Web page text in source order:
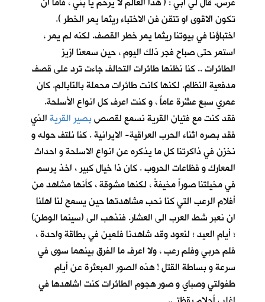
تكون الاقوى او تتقن فن الاختباء ريثما يمر الخطر ).
اختباؤنا في بيوتنا ريثما يمر خطر القصف. لكنه لم يمر ،
استمر حتى صباح فجر ذلك اليوم ، حين سمعنا ازيز
الطائرات .. كنا نظنها طائرات التحالف جاءت ترد على قصف
مدفعية النظام. لكنها كانت طائرات محملة بالنّابالم. كان
عمري سبع عشْرة عاماً ، و كنت اعرف كل انواع الأسلحة.
فقد كنت مع فتيان القرية نسمع لقصصبصير القريةالذي
فقد بصره اثناء الحرب العراقية- الايرانية . كنا نلتف حوله و
نخزن في ذاكرتنا كل ما يذكره عن انواع الاسلحة و احداث
المعارك و فظاعات الحروب . كان ذا خيال كبير ، اخذ يرسم
في مخيلتنا صوراً مخيفةً ، لكنها مشوقة ، كأنها مشاهد من
أفلام الرعب التي كنا نحب مشاهدتها حين يسمح لنا اهلنا
ان نعبر شط العرب الى العشار. فنذهب الى (سينما الوطن)
؛ أيام العيد ؛ لنعود وقد شاهدنا فلمين في بطاقة واحدة ،
فلم حربي وفلم رعب ، ولا اعرف ما الفرق بينهما سوى في
سرعة و بساطة القتل ! هذه الصور المبعثرة عن أيام
طفولتي وصباي و صور هجوم الطائرات كنت اشاهدها في